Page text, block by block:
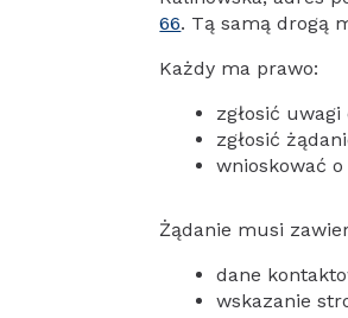
66. Tą samą drogą
Każdy ma prawo:
zgłosić
zgłosić
wnioskować
Żądanie musi
dane
wskazanie